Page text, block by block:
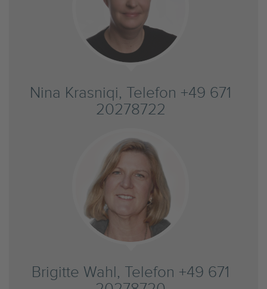
Nina Krasniqi, Telefon +49 671
20278722
Brigitte Wahl, Telefon +49 671